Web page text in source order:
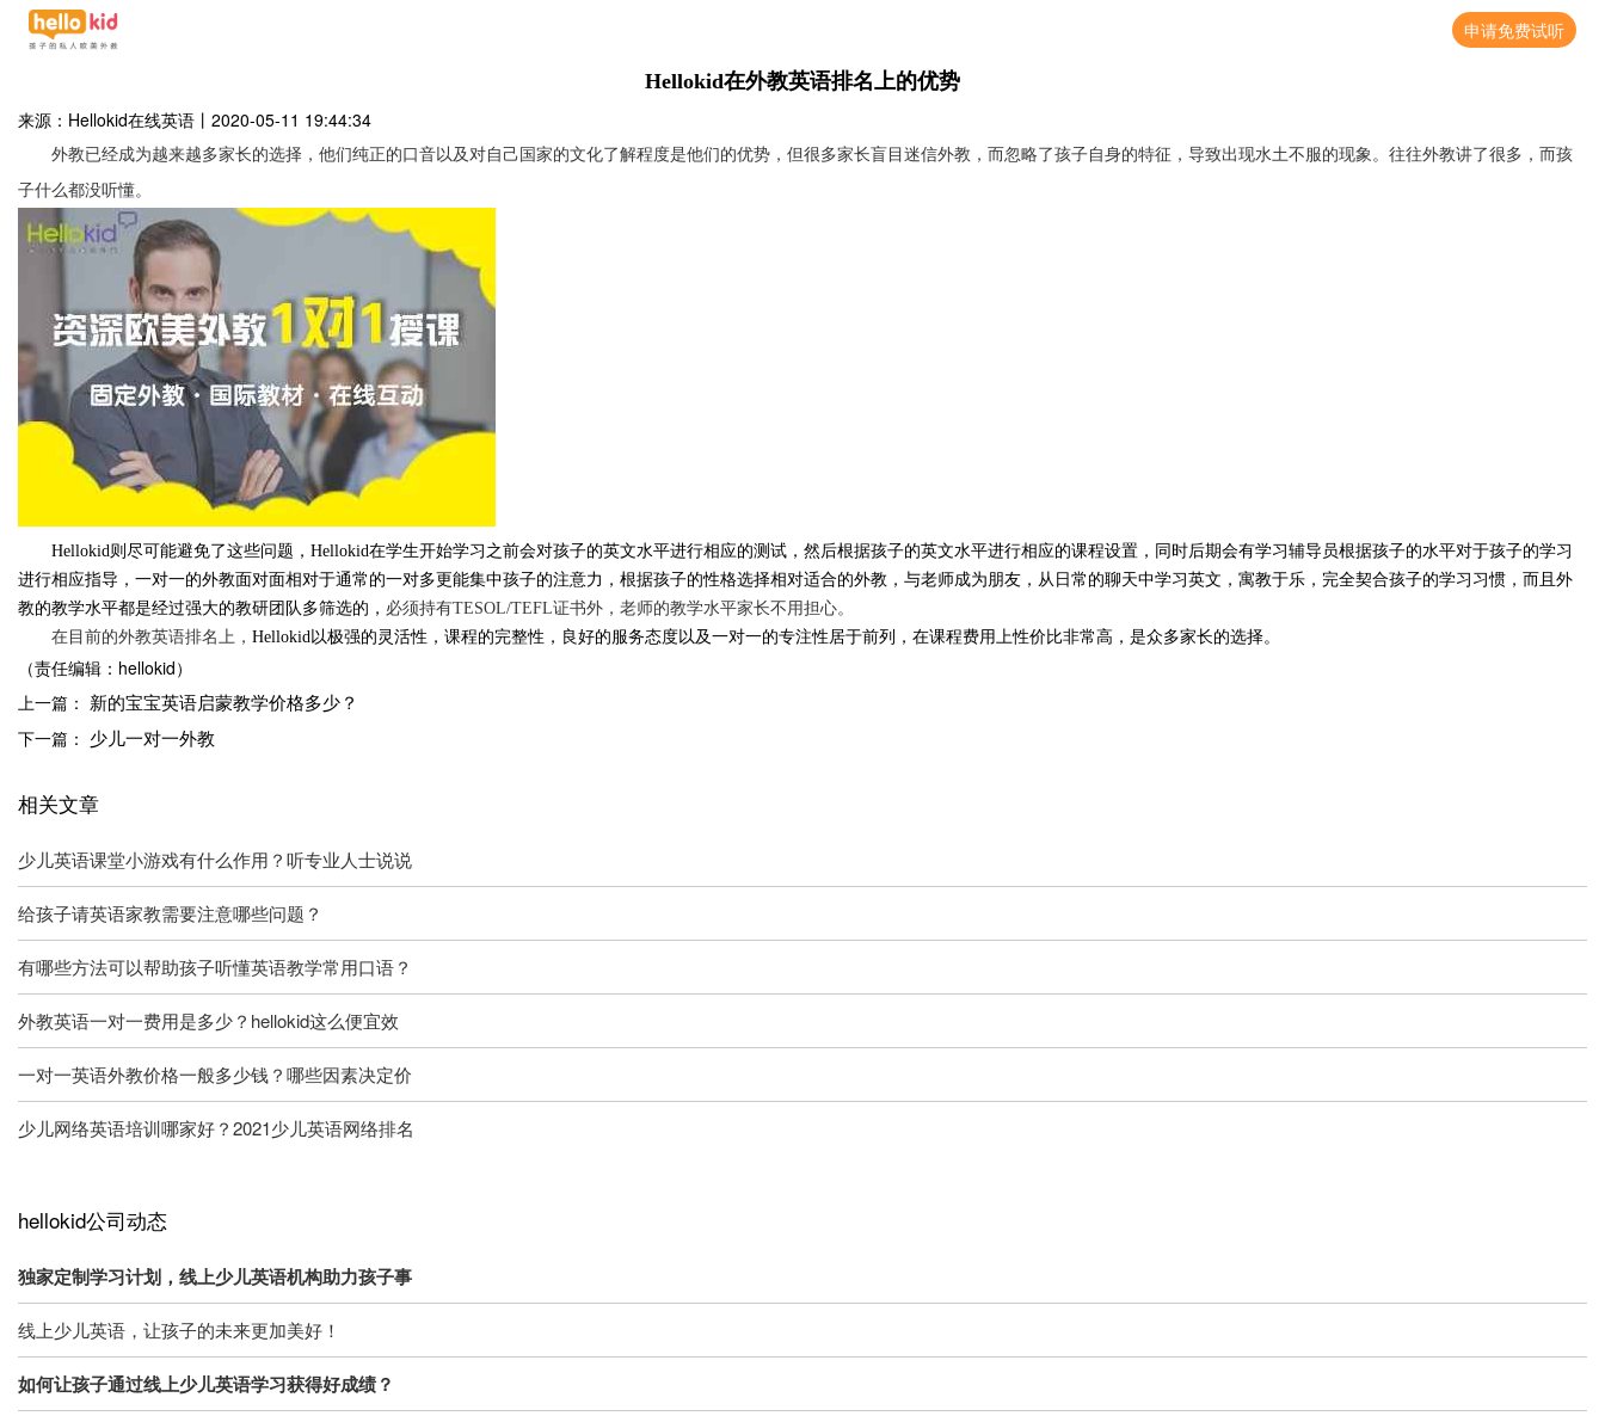
申请免费试听
Hellokid在外教英语排名上的优势
来源：Hellokid在线英语 丨 2020-05-11 19:44:34
外教已经成为越来越多家长的选择，他们纯正的口音以及对自己国家的文化了解程度是他们的优势，但很多家长盲目迷信外教，而忽略了孩子自身的特征，导致出现水土不服的现象。往往外教讲了很多，而孩
子什么都没听懂。
Hellokid则尽可能避免了这些问题， Hellokid在学生开始学习之前会对孩子的英文水平进行相应的测试，然后根据孩子的英文水平进行相应的课程设置，同时后期会有学习辅导员根据孩子的水平对于孩子的学习
进行相应指导，一对一的外教面对面相对于通常的一对多更能集中孩子的注意力，根据孩子的性格选择相对适合的外教，与老师成为朋友，从日常的聊天中学习英文，寓教于乐，完全契合孩子的学习习惯，而且外
教的教学水平都是经过强大的教研团队多筛选的， 必须持有TESOL/TEFL证书外，老师的教学水平家长不用担心。
在目前的外教英语排名上， Hellokid以极强的灵活性，课程的完整性，良好的服务态度以及一对一的专注性居于前列，在课程费用上性价比非常高，是众多家长的选择。
（责任编辑：hellokid）
上一篇： 新的宝宝英语启蒙教学价格多少？
下一篇： 少儿一对一外教
相关文章
少儿英语课堂小游戏有什么作用？听专业人士说说
给孩子请英语家教需要注意哪些问题？
有哪些方法可以帮助孩子听懂英语教学常用口语？
外教英语一对一费用是多少？hellokid这么便宜效
一对一英语外教价格一般多少钱？哪些因素决定价
少儿网络英语培训哪家好？2021少儿英语网络排名
hellokid公司动态
独家定制学习计划，线上少儿英语机构助力孩子事
线上少儿英语，让孩子的未来更加美好！
如何让孩子通过线上少儿英语学习获得好成绩？